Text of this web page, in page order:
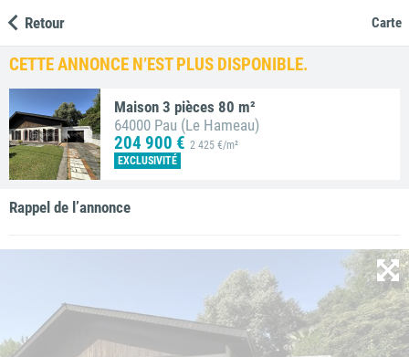
CETTE ANNONCE N’EST PLUS DISPONIBLE.
Maison 3 pièces 80 m²
64000 Pau (Le Hameau)
204 900 € 2 425 €/m²
EXCLUSIVITÉ
Rappel de l’annonce
Carte
Retour